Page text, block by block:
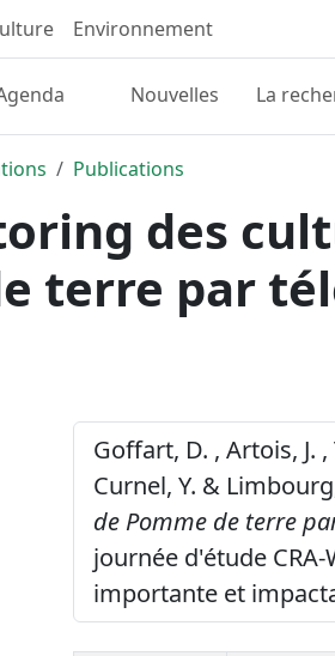
Environnement
Nouvelles La
Publications
des
terre par
Goffart, D. , Artois, J.
Curnel, Y. &
de Pomme de terre
journée d'étude
importante et